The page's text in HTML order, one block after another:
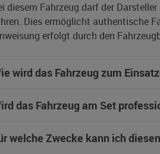
diesem Fahrzeug darf der
Dies ermöglicht authentische
erfolgt durch den
wird das Fahrzeug zum
das Fahrzeug am Set
welche Zwecke kann ich